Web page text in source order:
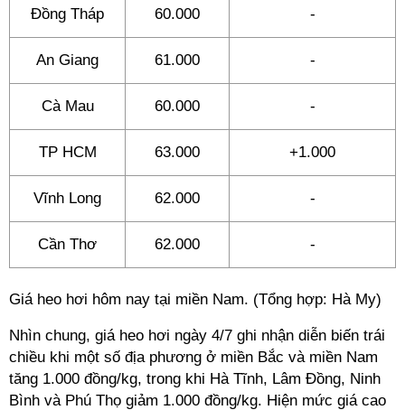
Đồng Tháp 60.000 -
An Giang 61.000 -
Cà Mau 60.000 -
TP HCM 63.000 +1.000
Vĩnh Long 62.000 -
Cần Thơ 62.000 -
Giá heo hơi hôm nay tại miền Nam. (Tổng hợp: Hà My)
Nhìn chung, giá heo hơi ngày 4/7 ghi nhận diễn biến trái
chiều khi một số địa phương ở miền Bắc và miền Nam
tăng 1.000 đồng/kg, trong khi Hà Tĩnh, Lâm Đồng, Ninh
Bình và Phú Thọ giảm 1.000 đồng/kg. Hiện mức giá cao